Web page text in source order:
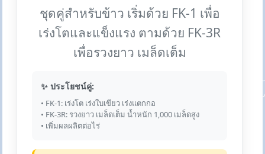
ชุดคู่สำหรับข้าว เริ่มด้วย FK-1 เพื่อ
เร่งโตและแข็งแรง ตามด้วย FK-3R
เพื่อรวงยาว เมล็ดเต็ม
✨ ประโยชน์คู่:
• FK-1: เร่งโต เร่งใบเขียว เร่งแตกกอ
• FK-3R: รวงยาว เมล็ดเต็ม น้ำหนัก 1,000 เมล็ดสูง
• เพิ่มผลผลิตต่อไร่